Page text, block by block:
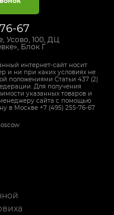
67
Усово, 100, ДЦ
Блок Г
интернет-сайт носит
и ни при каких условиях не
положениями Статьи 437 (2)
Для получения
указанных товаров и
сайта с помощью
в Москве +7 (495) 255-76-67